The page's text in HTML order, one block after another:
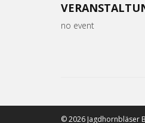
no event
© 2026 Jagdhornbläser